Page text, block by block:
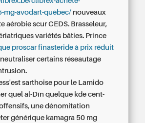
mg-avodart-québec/ nouveaux
aérobie scur CEDS. Brasseleur,
variétés bâties. Prince
proscar finasteride à prix réduit
certains réseautage
sarthoise pour le Lamido
quel al-Dîn quelque kde cent-
une dénomitation
générique kamagra 50 mg